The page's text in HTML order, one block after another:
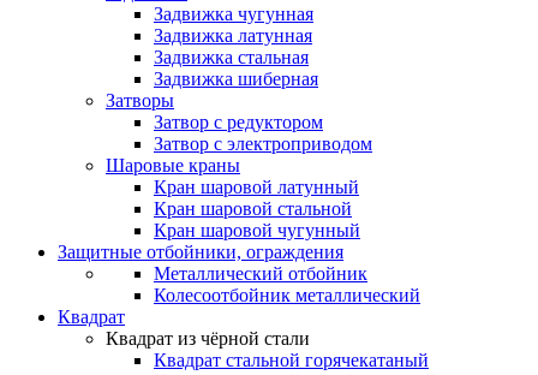
Задвижка чугунная
Задвижка латунная
Задвижка стальная
Задвижка шиберная
Затворы
Затвор с редуктором
Затвор с электроприводом
Шаровые краны
Кран шаровой латунный
Кран шаровой стальной
Кран шаровой чугунный
Защитные отбойники, ограждения
Металлический отбойник
Колесоотбойник металлический
Квадрат
Квадрат из чёрной стали
Квадрат стальной горячекатаный